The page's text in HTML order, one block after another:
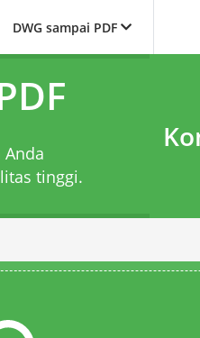
DWG sampai PDF
tinggi.